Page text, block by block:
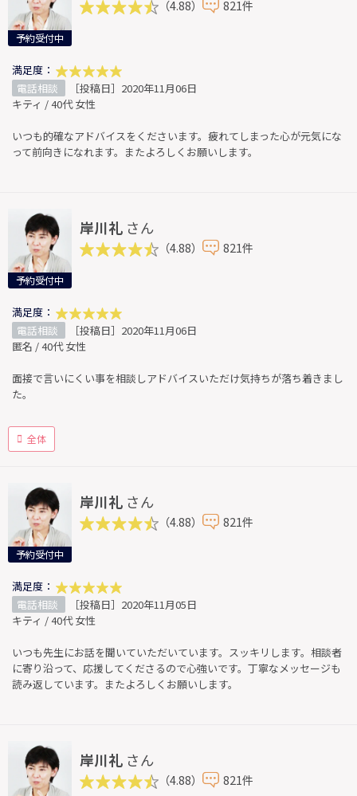
予約受付中
（4.88） 821件
満足度：
電話相談
［投稿日］2020年11月06日
キティ / 40代 女性
いつも的確なアドバイスをくださいます。疲れてしまった心が元気にな
って前向きになれます。またよろしくお願いします。
予約受付中
岸川礼 さん
（4.88） 821件
満足度：
電話相談
［投稿日］2020年11月06日
匿名 / 40代 女性
面接で言いにくい事を相談しアドバイスいただけ気持ちが落ち着きまし
た。
全体
予約受付中
岸川礼 さん
（4.88） 821件
満足度：
電話相談
［投稿日］2020年11月05日
キティ / 40代 女性
いつも先生にお話を聞いていただいています。スッキリします。相談者
に寄り沿って、応援してくださるので心強いです。丁寧なメッセージも
読み返しています。またよろしくお願いします。
岸川礼 さん
（4.88） 821件